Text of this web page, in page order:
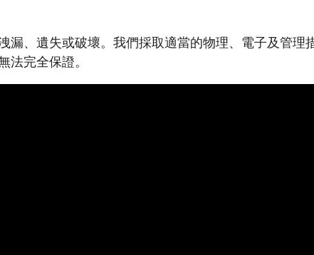
、遺失或破壞。我們採取適當的物理、電子及管
完全保證。